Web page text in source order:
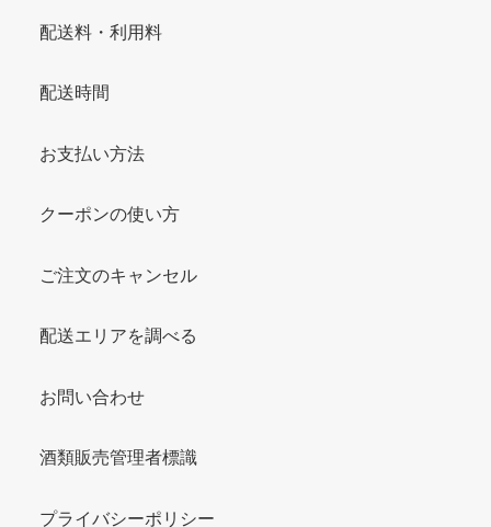
配送料・利用料
配送時間
お支払い方法
クーポンの使い方
ご注文のキャンセル
配送エリアを調べる
お問い合わせ
酒類販売管理者標識
プライバシーポリシー